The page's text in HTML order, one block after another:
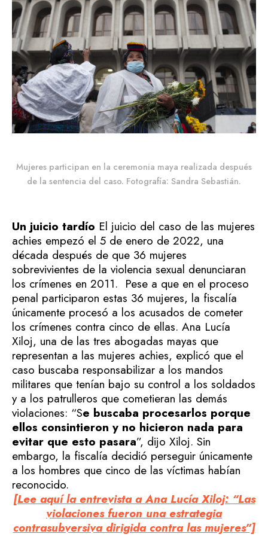
Mujeres participan en la ceremonia maya realizada después
de la sentencia del caso. Fotografía: Sandra Sebastián.
Un juicio tardío El juicio del caso de las mujeres
achies empezó el 5 de enero de 2022, una
década después de que 36 mujeres
sobrevivientes de la violencia sexual denunciaran
los crímenes en 2011. Pese a que en el proceso
penal participaron estas 36 mujeres, la fiscalía
únicamente procesó a los acusados de cometer
los crímenes contra cinco de ellas. Ana Lucía
Xiloj, una de las tres abogadas mayas que
representan a las mujeres achies, explicó que el
caso buscaba responsabilizar a los mandos
militares que tenían bajo su control a los soldados
y a los patrulleros que cometieran las demás
violaciones: “Se buscaba procesarlos porque
ellos consintieron y no hicieron nada para
evitar que esto pasara”, dijo Xiloj. Sin
embargo, la fiscalía decidió perseguir únicamente
a los hombres que cinco de las víctimas habían
reconocido.
[Lee aquí la entrevista a Ana Lucía Xiloj: “Las
violaciones fueron una estrategia
contrasubversiva dirigida contra las mujeres”]